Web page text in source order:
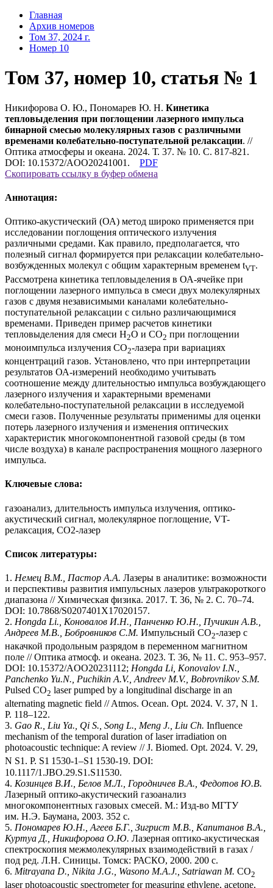
Главная
Архив номеров
Том 37, 2024 г.
Номер 10
Том 37, номер 10, статья № 1
Никифорова О. Ю., Пономарев Ю. Н. Кинетика
тепловыделения при поглощении лазерного импульса
бинарной смесью молекулярных газов с различными
временами колебательно-поступательной релаксации. //
Оптика атмосферы и океана. 2024. Т. 37. № 10. С. 817-821.
DOI: 10.15372/AOO20241001.
PDF
Скопировать ссылку в буфер обмена
Аннотация:
Оптико-акустический (ОА) метод широко применяется при
исследовании поглощения оптического излучения
различными средами. Как правило, предполагается, что
полезный сигнал формируется при релаксации колебательно-
возбужденных молекул с общим характерным временем tVT.
Рассмотрена кинетика тепловыделения в ОА-ячейке при
поглощении лазерного импульса в смеси двух молекулярных
газов с двумя независимыми каналами колебательно-
поступательной релаксации с сильно различающимися
временами. Приведен пример расчетов кинетики
тепловыделения для смеси Н2О и СО2 при поглощении
моноимпульса излучения СО2-лазера при вариациях
концентраций газов. Установлено, что при интерпретации
результатов ОА-измерений необходимо учитывать
соотношение между длительностью импульса возбуждающего
лазерного излучения и характерными временами
колебательно-поступательной релаксации в исследуемой
смеси газов. Полученные результаты применимы для оценки
потерь лазерного излучения и изменения оптических
характеристик многокомпонентной газовой среды (в том
числе воздуха) в канале распространения мощного лазерного
импульса.
Ключевые слова:
газоанализ, длительность импульса излучения, оптико-
акустический сигнал, молекулярное поглощение, VT-
релаксация, СО2-лазер
Список литературы:
1. Немец В.М., Пастор А.А. Лазеры в аналитике: возможности
и перспективы развития импульсных лазеров ультракороткого
диапазона // Химическая физика. 2017. Т. 36, № 2. С. 70–74.
DOI: 10.7868/S0207401X17020157.
2. Hongda Li., Коновалов И.Н., Панченко Ю.Н., Пучикин А.В.,
Андреев М.В., Бобровников С.М. Импульсный СО2-лазер с
накачкой продольным разрядом в переменном магнитном
поле // Оптика атмосф. и океана. 2023. Т. 36, № 11. С. 953–957.
DOI: 10.15372/AOO20231112; Hongda Li, Konovalov I.N.,
Panchenko Yu.N., Puchikin A.V., Andreev M.V., Bobrovnikov S.M.
Pulsed CO2 laser pumped by a longitudinal discharge in an
alternating magnetic field // Atmos. Ocean. Opt. 2024. V. 37, N 1.
P. 118–122.
3. Gao R., Liu Ya., Qi S., Song L., Meng J., Liu Ch. Influence
mechanism of the temporal duration of laser irradiation on
photoacoustic technique: A review // J. Biomed. Opt. 2024. V. 29,
N S1. P. S1 1530-1–S1 1530-19. DOI:
10.1117/1.JBO.29.S1.S11530.
4. Козинцев В.И., Белов М.Л., Городничев В.А., Федотов Ю.В.
Лазерный оптико-акустический газоанализ
многокомпонентных газовых смесей. М.: Изд-во МГТУ
им. Н.Э. Баумана, 2003. 352 с.
5. Пономарев Ю.Н., Агеев Б.Г., Зигрист М.В., Капитанов В.А.,
Куртуа Д., Никифорова О.Ю. Лазерная оптико-акустическая
спектроскопия межмолекулярных взаимодействий в газах /
под ред. Л.Н. Синицы. Томск: РАСКО, 2000. 200 с.
6. Mitrayana D., Nikita J.G., Wasono M.A.J., Satriawan M. CO2
laser photoacoustic spectrometer for measuring ethylene, acetone,